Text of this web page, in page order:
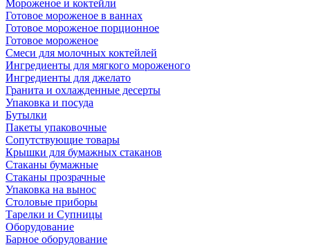
Мороженое и коктейли
Готовое мороженое в ваннах
Готовое мороженое порционное
Готовое мороженое
Смеси для молочных коктейлей
Ингредиенты для мягкого мороженого
Ингредиенты для джелато
Гранита и охлажденные десерты
Упаковка и посуда
Бутылки
Пакеты упаковочные
Сопутствующие товары
Крышки для бумажных стаканов
Стаканы бумажные
Стаканы прозрачные
Упаковка на вынос
Столовые приборы
Тарелки и Супницы
Оборудование
Барное оборудование